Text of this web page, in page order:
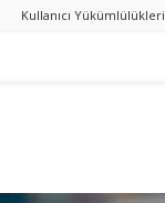
Kullanıcı Yükümlülükleri